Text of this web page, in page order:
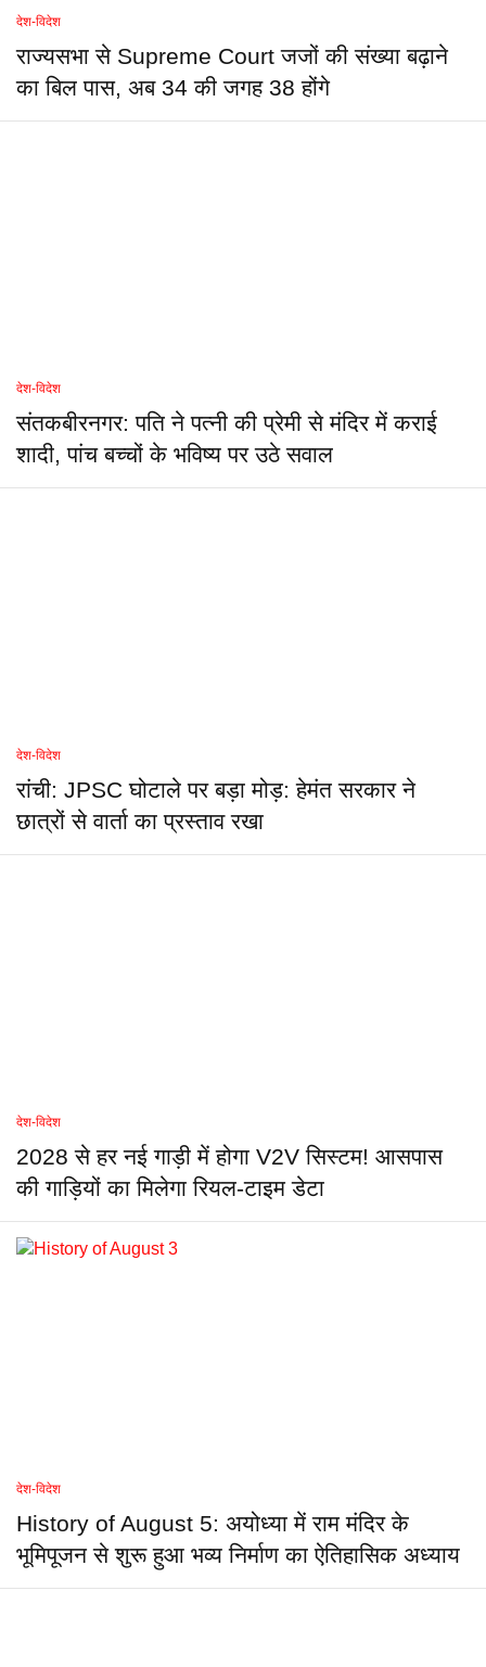
देश-विदेश
राज्यसभा से Supreme Court जजों की संख्या बढ़ाने
का बिल पास, अब 34 की जगह 38 होंगे
देश-विदेश
संतकबीरनगर: पति ने पत्नी की प्रेमी से मंदिर में कराई
शादी, पांच बच्चों के भविष्य पर उठे सवाल
देश-विदेश
रांची: JPSC घोटाले पर बड़ा मोड़: हेमंत सरकार ने
छात्रों से वार्ता का प्रस्ताव रखा
देश-विदेश
2028 से हर नई गाड़ी में होगा V2V सिस्टम! आसपास
की गाड़ियों का मिलेगा रियल-टाइम डेटा
देश-विदेश
History of August 5: अयोध्या में राम मंदिर के
भूमिपूजन से शुरू हुआ भव्य निर्माण का ऐतिहासिक अध्याय